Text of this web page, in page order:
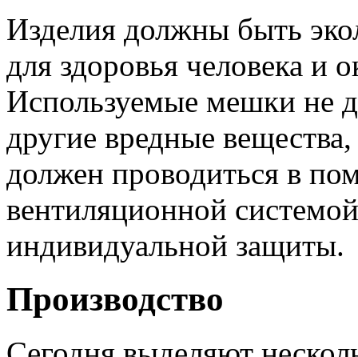
Изделия должны быть
для здоровья человека и
Используемые мешки не
другие вредные
должен проводиться в
вентиляционной
индивидуальной защиты.
Производство